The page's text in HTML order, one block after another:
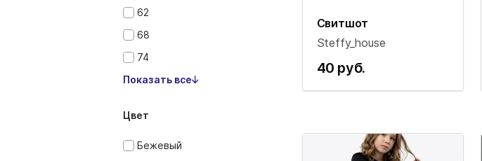
62
68
74
Показать все
Цвет
Бежевый
Свитшот
Steffy_house
40 руб.